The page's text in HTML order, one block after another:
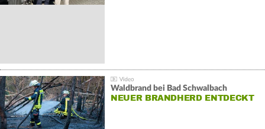
Waldbrand bei Bad Schwalbach
NEUER BRANDHERD ENTDECKT